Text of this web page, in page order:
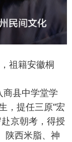
祖籍安徽桐
县中学堂学
，提任三原“宏
京朝考，得授
陕西米脂、神